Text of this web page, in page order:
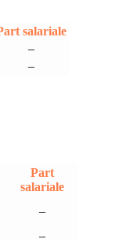
salariale
–
–
Part
salariale
–
–